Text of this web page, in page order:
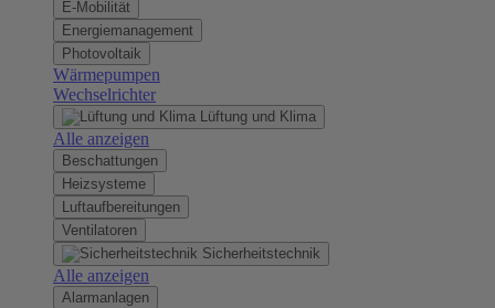
E-Mobilität
Energiemanagement
Photovoltaik
Wärmepumpen
Wechselrichter
Lüftung und Klima
Alle anzeigen
Beschattungen
Heizsysteme
Luftaufbereitungen
Ventilatoren
Sicherheitstechnik
Alle anzeigen
Alarmanlagen